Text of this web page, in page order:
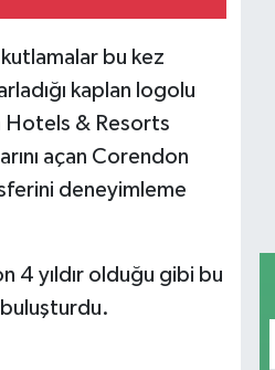
bu kez
kaplan logolu
Hotels & Resorts
açan Corendon
deneyimleme
4 yıldır olduğu gibi bu